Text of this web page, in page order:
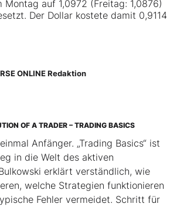
Montag auf 1,0972 (Freitag: 1,0876)
Der Dollar kostete damit 0,9114
ONLINE Redaktion
OF A TRADER – TRADING BASICS
Anfänger. „Trading Basics“ ist
in die Welt des aktiven
erklärt verständlich, wie
welche Strategien funktionieren
Fehler vermeidet. Schritt für